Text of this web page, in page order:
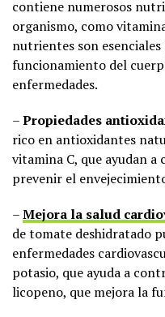
contiene numerosos
organismo, como
nutrientes son
funcionamiento del
enfermedades.
–Propiedades
rico en antioxidantes
vitamina C, que ayudan
prevenir el
–Mejora la salud
de tomate deshidratado
enfermedades
potasio, que ayuda a
licopeno, que mejora la